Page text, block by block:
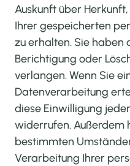
Auskunft über
Ihrer gespeicherten
zu erhalten. Sie haben
Berichtigung oder
verlangen. Wenn Sie
Datenverarbeitung
diese Einwilligung
widerrufen. Außerdem
bestimmten
Verarbeitung Ihrer